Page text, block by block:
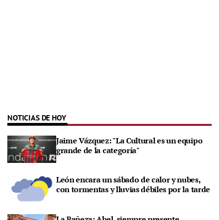
NOTICIAS DE HOY
Jaime Vázquez: "La Cultural es un equipo
grande de la categoría"
León encara un sábado de calor y nubes,
con tormentas y lluvias débiles por la tarde